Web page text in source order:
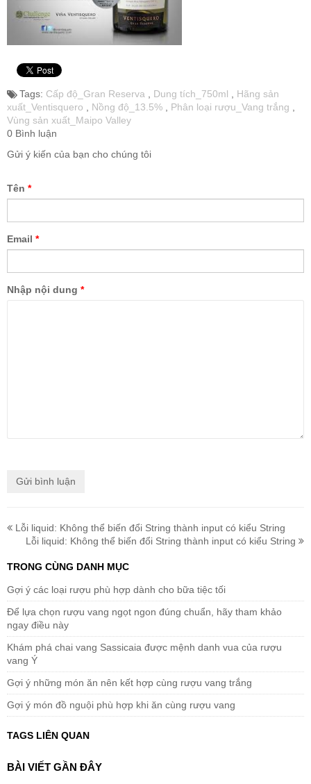
Tags: Cấp độ_Gran Reserva , Dung tích_750ml , Hãng sản
xuất_Ventisquero , Nồng độ_13.5% , Phân loại rượu_Vang trắng ,
Vùng sản xuất_Maipo Valley
0 Bình luận
Gửi ý kiến của bạn cho chúng tôi
Tên *
Email *
Nhập nội dung *
Lỗi liquid: Không thể biến đổi String thành input có kiểu String
Lỗi liquid: Không thể biến đổi String thành input có kiểu String
TRONG CÙNG DANH MỤC
Gợi ý các loại rượu phù hợp dành cho bữa tiệc tối
Để lựa chọn rượu vang ngọt ngon đúng chuẩn, hãy tham khảo
ngay điều này
Khám phá chai vang Sassicaia được mệnh danh vua của rượu
vang Ý
Gợi ý những món ăn nên kết hợp cùng rượu vang trắng
Gợi ý món đồ nguội phù hợp khi ăn cùng rượu vang
TAGS LIÊN QUAN
BÀI VIẾT GẦN ĐÂY